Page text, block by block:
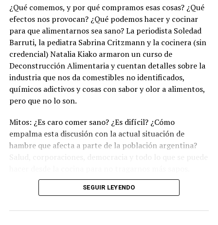
¿Qué comemos, y por qué compramos esas cosas? ¿Qué
efectos nos provocan? ¿Qué podemos hacer y cocinar
para que alimentarnos sea sano? La periodista Soledad
Barruti, la pediatra Sabrina Critzmann y la cocinera (sin
credencial) Natalia Kiako armaron un curso de
Deconstrucción Alimentaria y cuentan detalles sobre la
industria que nos da comestibles no identificados,
químicos adictivos y cosas con sabor y olor a alimentos,
pero que no lo son.
Mitos: ¿Es caro comer sano? ¿Es difícil? ¿Cómo
empalma esta discusión con la actual situación de
hambre que afecta a parte de la población argentina?
Salud, corporaciones, democracia y todo lo que se puede
(Escuchá el programa completo).
SEGUIR LEYENDO